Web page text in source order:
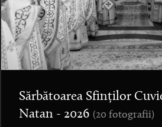
Sărbătoarea Sfinților
Natan - 2026 (20 fotografii)